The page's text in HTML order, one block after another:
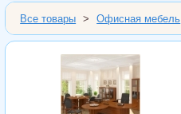
Все товары > Офисная мебель